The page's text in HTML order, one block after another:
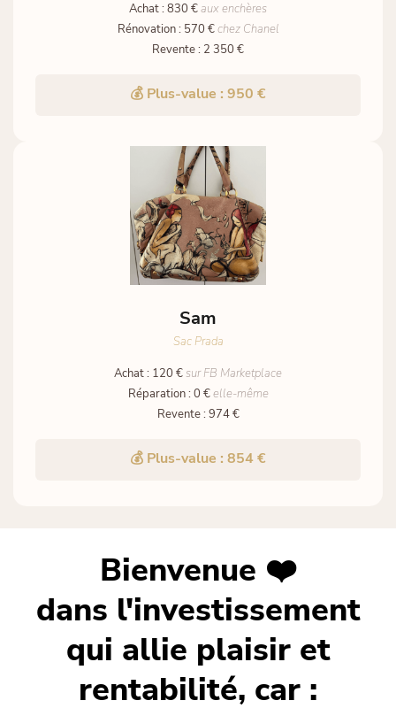
Achat : 830 €aux enchères
Rénovation : 570 €chez Chanel
Revente : 2 350 €
💰 Plus-value : 950 €
Sam
Sac Prada
Achat : 120 € sur FB Marketplace
Réparation : 0 €elle-même
Revente : 974 €
💰 Plus-value : 854 €
Bienvenue ❤️
dans l'investissement
qui allie plaisir et
rentabilité, car :